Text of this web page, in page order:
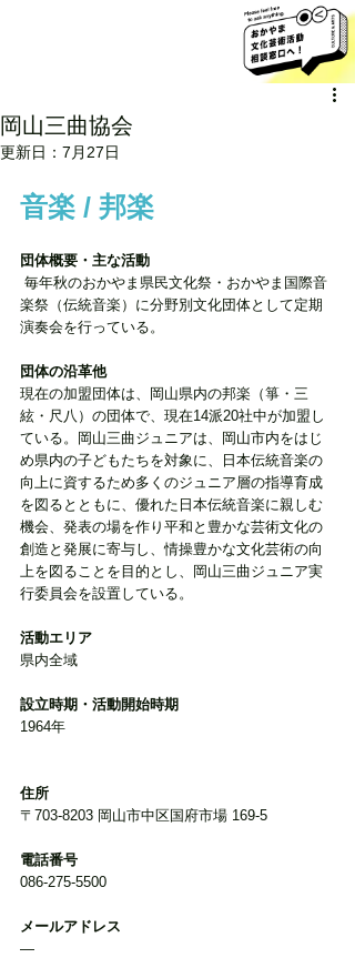
岡山三曲協会
更新日： 7月27日
音楽 / 邦楽
団体概要・主な活動
楽祭（伝統音楽）に分野別文化団体として定期
演奏会を行っている。
団体の沿革他
現在の加盟団体は、岡山県内の邦楽（箏・三
絃・尺八）の団体で、現在14派20社中が加盟し
ている。岡山三曲ジュニアは、岡山市内をはじ
め県内の子どもたちを対象に、日本伝統音楽の
向上に資するため多くのジュニア層の指導育成
を図るとともに、優れた日本伝統音楽に親しむ
機会、発表の場を作り平和と豊かな芸術文化の
創造と発展に寄与し、情操豊かな文化芸術の向
上を図ることを目的とし、岡山三曲ジュニア実
行委員会を設置している。
活動エリア
県内全域
設立時期・活動開始時期
1964年
住所
〒703-8203 岡山市中区国府市場 169-5
電話番号
086-275-5500
メールアドレス
―